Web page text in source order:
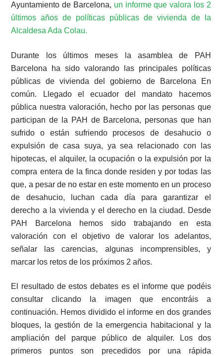
Ayuntamiento de Barcelona, un informe que valora los 2
últimos años de políticas públicas de vivienda de la
Alcaldesa Ada Colau.
Durante los últimos meses la asamblea de PAH
Barcelona ha sido valorando las principales políticas
públicas de vivienda del gobierno de Barcelona En
común. Llegado el ecuador del mandato hacemos
pública nuestra valoración, hecho por las personas que
participan de la PAH de Barcelona, personas que han
sufrido o están sufriendo procesos de desahucio o
expulsión de casa suya, ya sea relacionado con las
hipotecas, el alquiler, la ocupación o la expulsión por la
compra entera de la finca donde residen y por todas las
que, a pesar de no estar en este momento en un proceso
de desahucio, luchan cada día para garantizar el
derecho a la vivienda y el derecho en la ciudad. Desde
PAH Barcelona hemos sido trabajando en esta
valoración con el objetivo de valorar los adelantos,
señalar las carencias, algunas incomprensibles, y
marcar los retos de los próximos 2 años.
El resultado de estos debates es el informe que podéis
consultar clicando la imagen que encontráis a
continuación. Hemos dividido el informe en dos grandes
bloques, la gestión de la emergencia habitacional y la
ampliación del parque público de alquiler. Los dos
primeros puntos son precedidos por una rápida